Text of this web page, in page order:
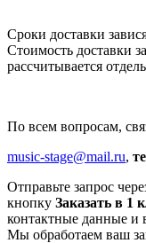
Сроки доставки
Стоимость доставки
рассчитывается
По всем вопросам,
music-stage@mail.ru,
Отправьте запрос
кнопку Заказать в 1
контактные данные и
Мы обработаем ваш